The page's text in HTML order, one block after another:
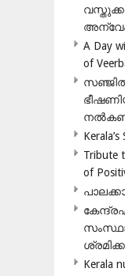
A Day
of
Tribute
of
Kerala